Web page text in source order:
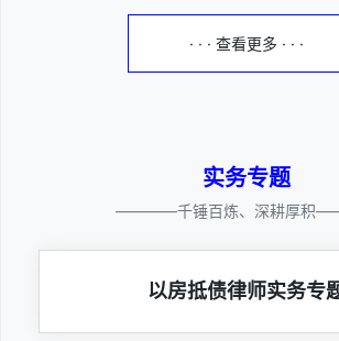
· · · 查看更多 · · ·
实务专题
————千锤百炼、深耕厚积
以房抵债律师实务专